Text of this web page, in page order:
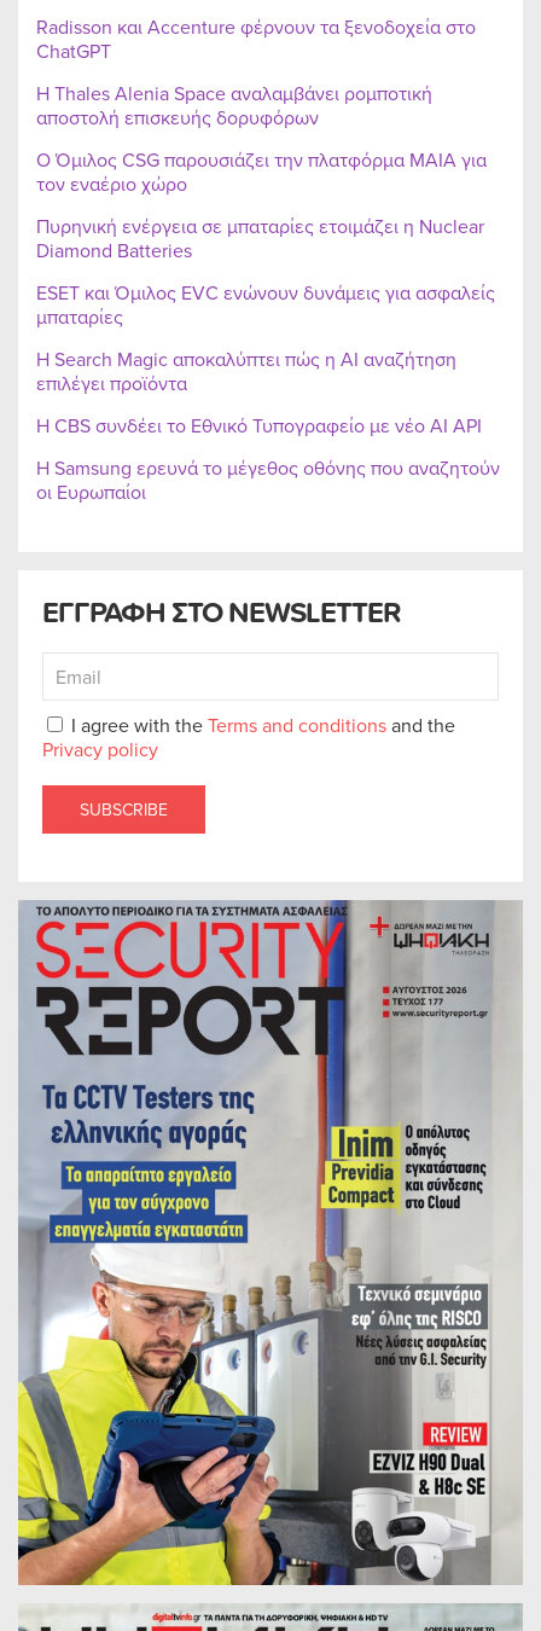
ΕΓΓΡΑΦΗ ΣΤΟ NEWSLETTER
I agree with theTerms and conditionsand the
Privacy policy
SUBSCRIBE
Radisson και Accenture φέρνουν τα ξενοδοχεία στο
ChatGPT
Η Thales Alenia Space αναλαμβάνει ρομποτική
αποστολή επισκευής δορυφόρων
Ο Όμιλος CSG παρουσιάζει την πλατφόρμα MAIA για
τον εναέριο χώρο
Πυρηνική ενέργεια σε μπαταρίες ετοιμάζει η Nuclear
Diamond Batteries
ESET και Όμιλος EVC ενώνουν δυνάμεις για ασφαλείς
μπαταρίες
Η Search Magic αποκαλύπτει πώς η AI αναζήτηση
επιλέγει προϊόντα
Η CBS συνδέει το Εθνικό Τυπογραφείο με νέο AI API
Η Samsung ερευνά το μέγεθος οθόνης που αναζητούν
οι Ευρωπαίοι